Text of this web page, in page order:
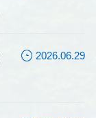
2026.06.29
2022.03.04
2026.06.17
2026.06.02
2025.01.03
2024.09.02